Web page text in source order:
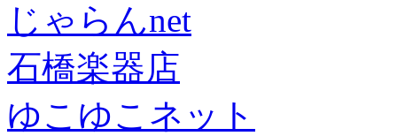
じゃらんnet
石橋楽器店
ゆこゆこネット